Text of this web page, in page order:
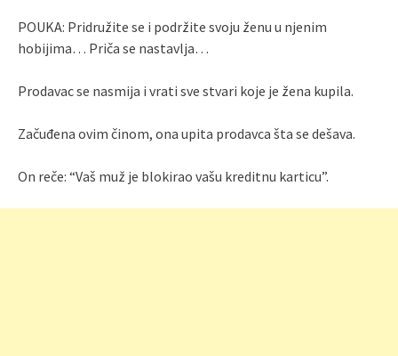
POUKA: Pridružite se i podržite svoju ženu u njenim
hobijima… Priča se nastavlja…
Prodavac se nasmija i vrati sve stvari koje je žena kupila.
Začuđena ovim činom, ona upita prodavca šta se dešava.
On reče: “Vaš muž je blokirao vašu kreditnu karticu”.